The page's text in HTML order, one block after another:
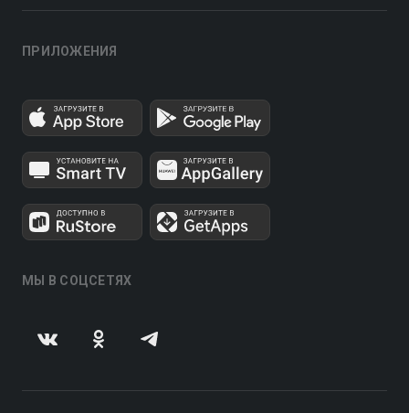
ПРИЛОЖЕНИЯ
МЫ В СОЦСЕТЯХ